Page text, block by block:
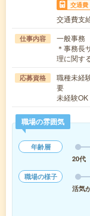
交通費
交通費支
仕事内容
一般事務
＊事務長
理に関す
応募資格
職種未経
要
未経験
職場の雰囲気
年齢層
20代
職場の様子
活気